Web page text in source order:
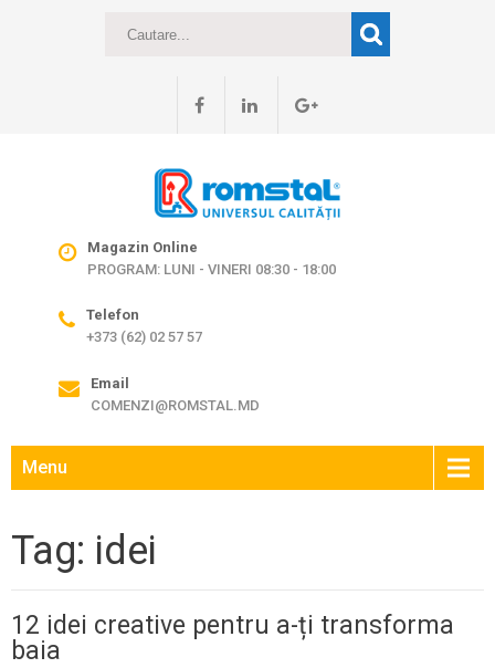
Magazin Online
PROGRAM: LUNI - VINERI 08:30 - 18:00
Telefon
+373 (62) 02 57 57
Email
COMENZI@ROMSTAL.MD
Menu
Tag: idei
12 idei creative pentru a-ți transforma
baia